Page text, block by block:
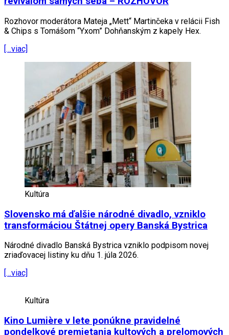
Rozhovor moderátora Mateja „Mett“ Martinčeka v relácii Fish
& Chips s Tomášom “Yxom” Dohňanským z kapely Hex.
[…viac]
Kultúra
Slovensko má ďalšie národné divadlo, vzniklo
transformáciou Štátnej opery Banská Bystrica
Národné divadlo Banská Bystrica vzniklo podpisom novej
zriaďovacej listiny ku dňu 1. júla 2026.
[…viac]
Kultúra
Kino Lumière v lete ponúkne pravidelné
pondelkové premietania kultových a prelomových